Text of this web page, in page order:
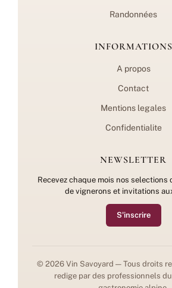
Randonnées
INFORMATIONS
A propos
Contact
Mentions legales
Confidentialite
NEWSLETTER
Recevez chaque mois nos selections
de vignerons et invitations
S'inscrire
© 2026 Vin Savoyard — Tous droits
redige par des professionnels